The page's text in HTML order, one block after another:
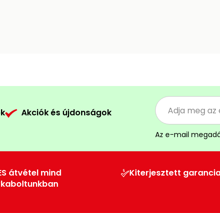
Akciók és újdonságok
Az e-mail
átvétel mind
Kiterjesztett